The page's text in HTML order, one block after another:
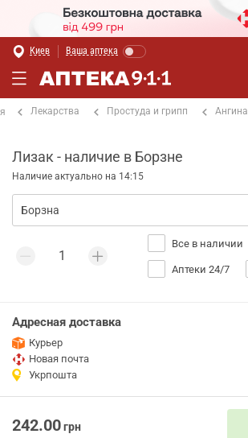
Киев Ваша аптека
Лекарства Простуда и грипп Ангина
Лизак - наличие в Борзне
Наличие актуально на 14:15
Все в наличии
Аптеки 24/7
Адресная доставка
Курьер
Новая почта
Укрпошта
242.00грн